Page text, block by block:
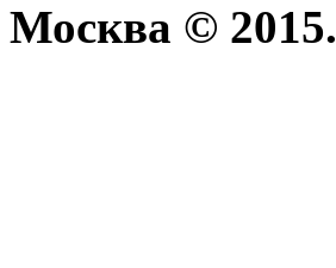
Москва © 2015.